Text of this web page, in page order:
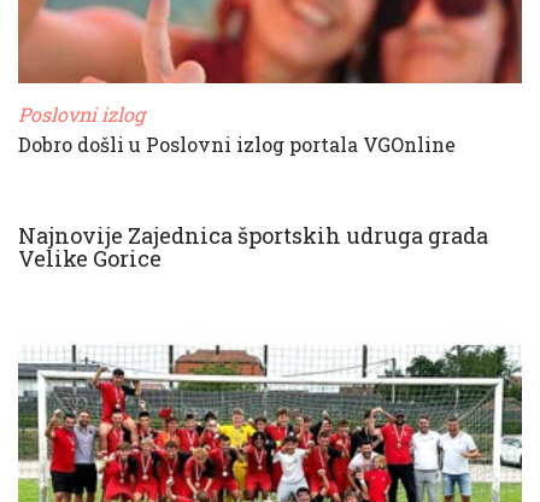
Poslovni izlog
Dobro došli u Poslovni izlog portala VGOnline
Najnovije Zajednica športskih udruga grada
Velike Gorice